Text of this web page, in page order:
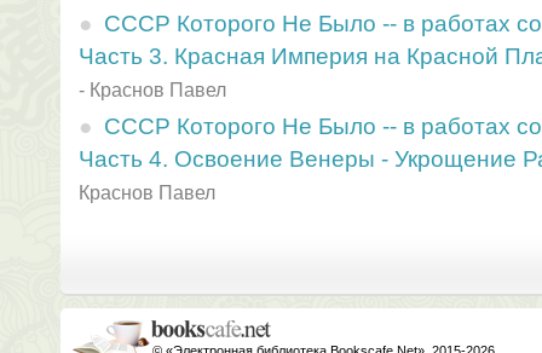
СССР Которого Не Было -- в работах
Часть 3. Красная Империя на Красной
- Краснов Павел
СССР Которого Не Было -- в работах
Часть 4. Освоение Венеры - Укрощение
Краснов Павел